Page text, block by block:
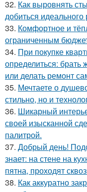
32. Как выровнять
добиться идеального
33. Комфортное и
ограниченным
34. При покупке
определиться: брать
или делать ремонт
35. Мечтаете о
стильно, но и
36. Шикарный
своей изысканной
палитрой.
37. Добрый день!
знает: на стене на
пятна, проходят
38. Как аккуратно